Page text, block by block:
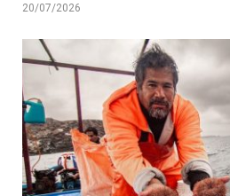
20/07/2026